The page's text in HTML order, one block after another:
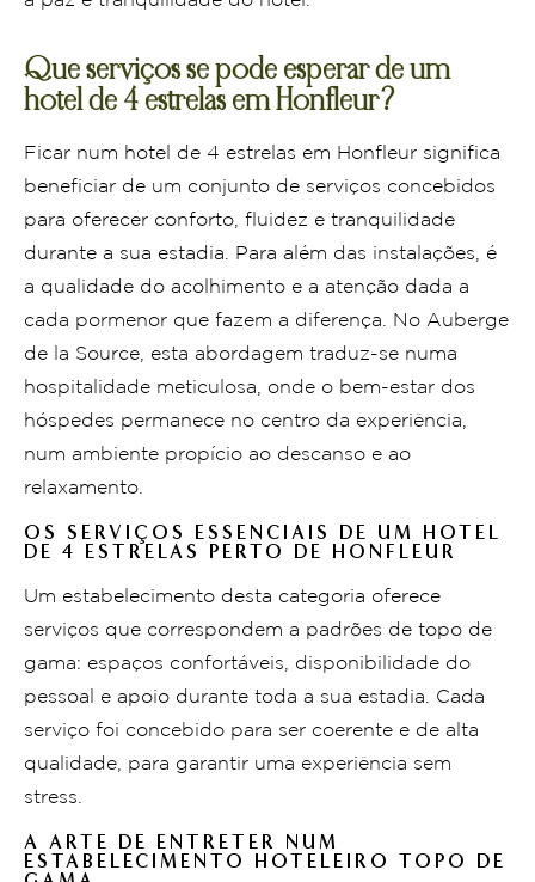
Que serviços se pode esperar de um
hotel de 4 estrelas em Honfleur?
Ficar num hotel de 4 estrelas em Honfleur significa
beneficiar de um conjunto de serviços concebidos
para oferecer conforto, fluidez e tranquilidade
durante a sua estadia. Para além das instalações, é
a qualidade do acolhimento e a atenção dada a
cada pormenor que fazem a diferença. No Auberge
de la Source, esta abordagem traduz-se numa
hospitalidade meticulosa, onde o bem-estar dos
hóspedes permanece no centro da experiência,
num ambiente propício ao descanso e ao
relaxamento.
OS SERVIÇOS ESSENCIAIS DE UM HOTEL
DE 4 ESTRELAS PERTO DE HONFLEUR
Um estabelecimento desta categoria oferece
serviços que correspondem a padrões de topo de
gama: espaços confortáveis, disponibilidade do
pessoal e apoio durante toda a sua estadia. Cada
serviço foi concebido para ser coerente e de alta
qualidade, para garantir uma experiência sem
stress.
A ARTE DE ENTRETER NUM
ESTABELECIMENTO HOTELEIRO TOPO DE